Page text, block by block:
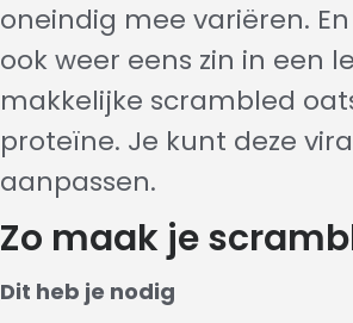
oneindig mee variëren.
ook weer eens zin in een
makkelijke scrambled
proteïne. Je kunt deze
aanpassen.
Zo maak je
Dit heb je nodig